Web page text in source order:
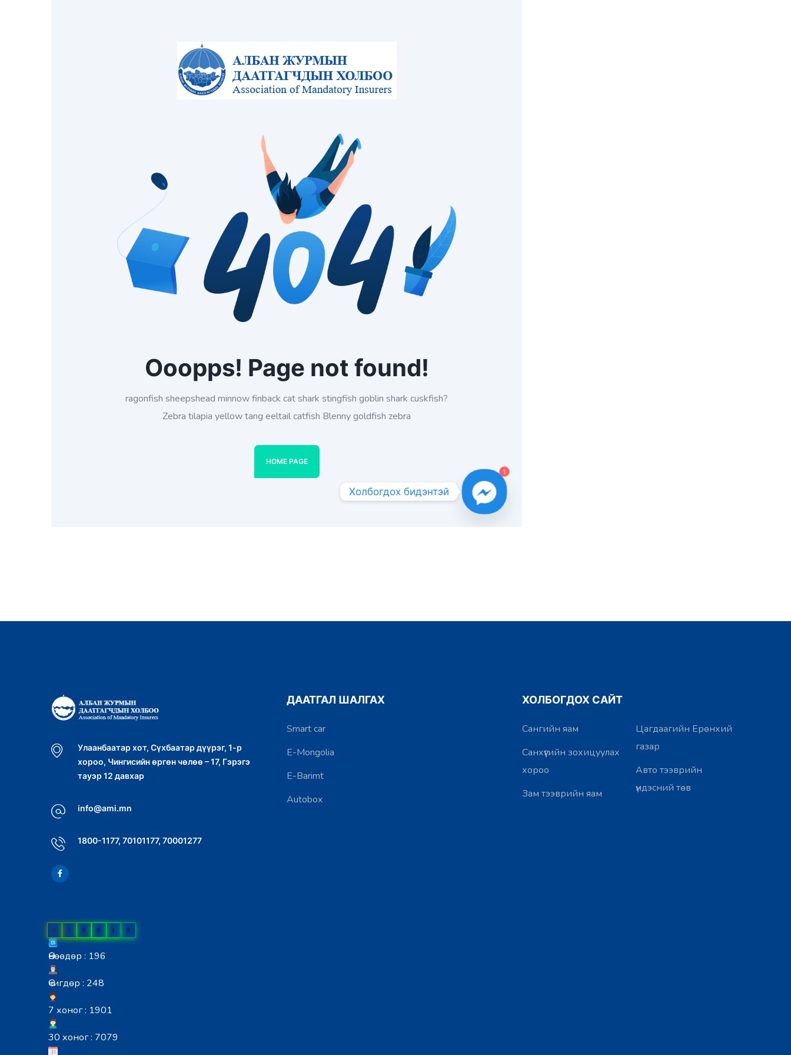
Улаанбаатар хот, Сүхбаатар дүүрэг, 1-р
хороо, Чингисийн өргөн чөлөө – 17, Гэрэгэ
тауэр 12 давхар
info@ami.mn
1800-1177, 70101177, 70001277
ДААТГАЛ ШАЛГАХ
Smart car
E-Mongolia
E-Barimt
Autobox
ХОЛБОГДОХ САЙТ
Сангийн яам
Санхүүгийн зохицуулах
хороо
Зам тээврийн яам
Цагдаагийн Ерөнхий
газар
Авто тээврийн
үндэсний төв
0 5 0 0 1 9
Өнөөдөр : 196
Өчигдөр : 248
7 хоног : 1901
30 хоног : 7079